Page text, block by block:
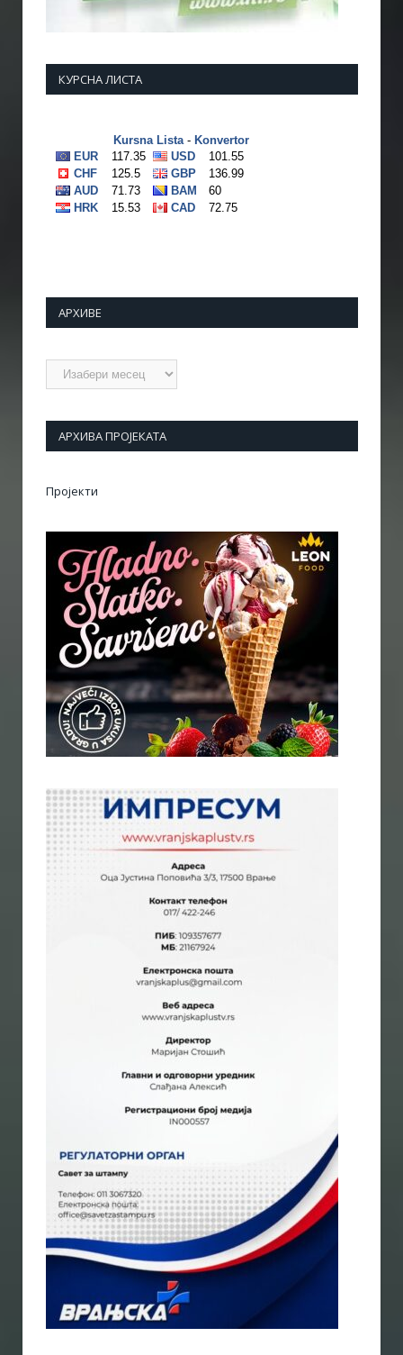
КУРСНА ЛИСТА
АРХИВЕ
Архиве
АРХИВА ПРОЈЕКАТА
Пројекти